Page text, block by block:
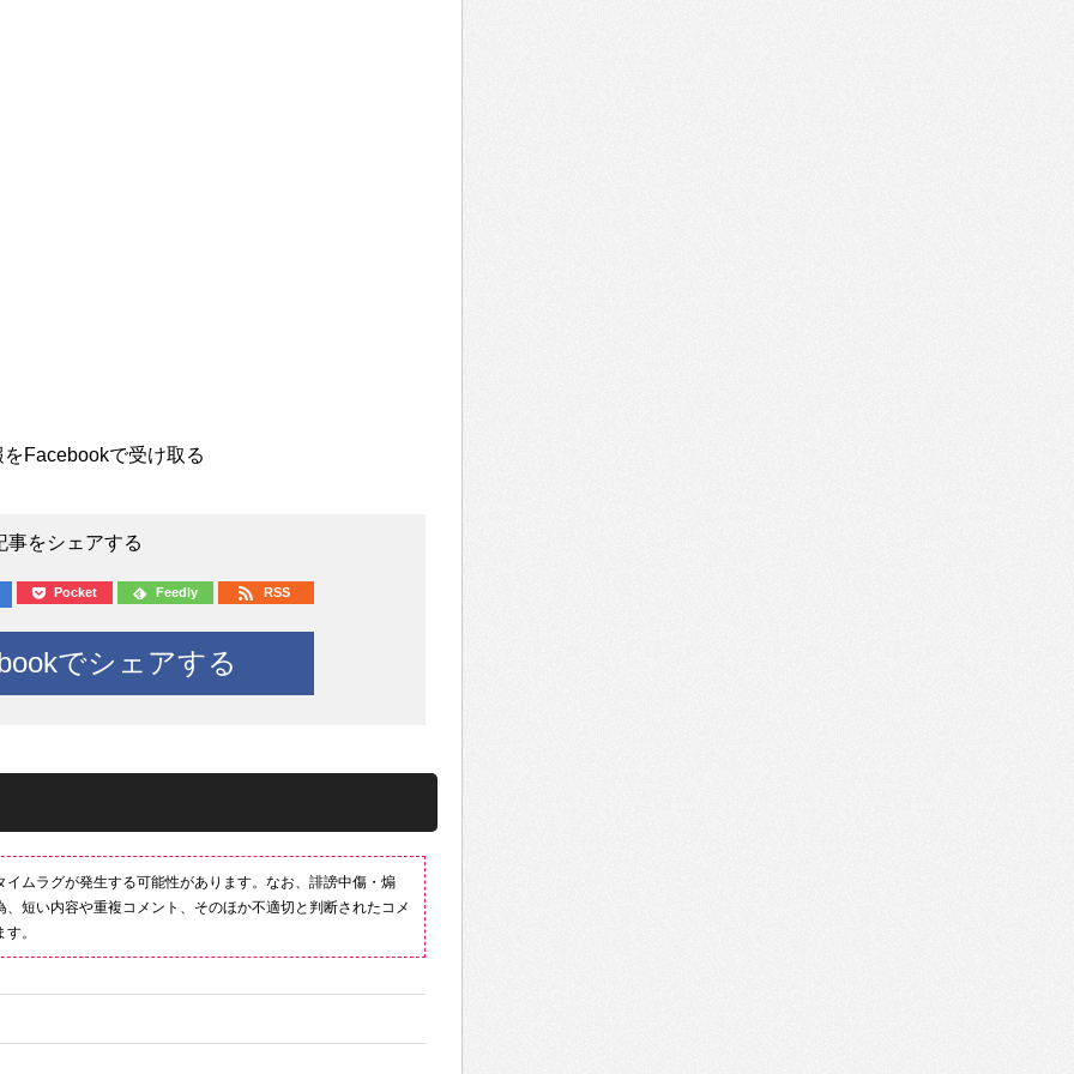
Facebookで受け取る
事をシェアする
Pocket Feedly RSS
でシェアする
ムラグが発生する可能性があります。なお、誹謗中傷・煽
短い内容や重複コメント、そのほか不適切と判断されたコメ
。